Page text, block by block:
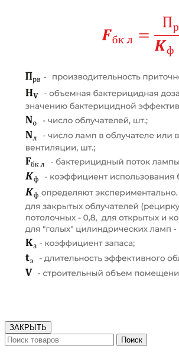
ЗАКРЫТЬ
Поиск